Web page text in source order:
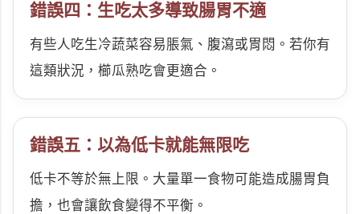
錯誤四：生吃太多導致腸胃不適
有些人吃生冷蔬菜容易脹氣、腹瀉或胃悶。若你有
這類狀況，櫛瓜熟吃會更適合。
錯誤五：以為低卡就能無限吃
低卡不等於無上限。大量單一食物可能造成腸胃負
擔，也會讓飲食變得不平衡。